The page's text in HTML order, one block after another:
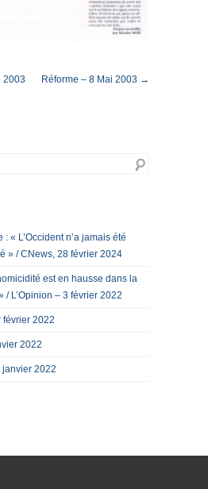
2003 Réforme – 8 Mai 2003 →
« L’Occident n’a jamais été
» / CNews, 28 février 2024
est en hausse dans la
/ L’Opinion – 3 février 2022
février 2022
2022
janvier 2022